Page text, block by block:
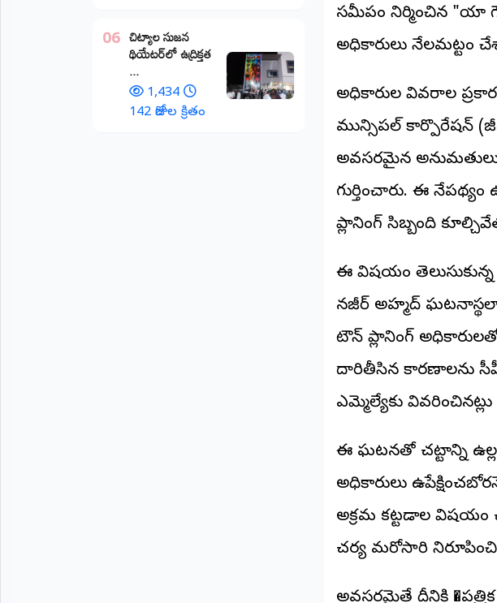
06 చిట్యాల సుజన
థియేటర్‌లో ఉద్రిక్తత
...
1,434
142 రోజుల క్రితం
సమీపంలో నిర్మించిన
అధికారులు నేలమట్టం
అధికారుల వివరాల
మున్సిపల్ కార్పొరేషన్
అవసరమైన అనుమతులు
గుర్తించారు. ఈ
ప్లానింగ్ సిబ్బంది
ఈ విషయం తెలుసుకున్న
నజీర్ అహ్మద్
టౌన్ ప్లానింగ్
దారితీసిన కారణాలను
ఎమ్మెల్యేకు
ఈ ఘటనతో చట్టాన్ని
అధికారులు
అక్రమ కట్టడాల
చర్య మరోసారి